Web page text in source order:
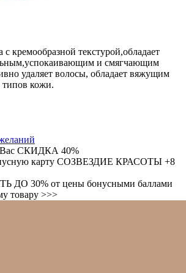
с кремообразной текстурой,обладает
и смягчающим
удаляет волосы, обладает вяжущим
типов кожи.
СКИДКА 40%
карту СОЗВЕЗДИЕ КРАСОТЫ +8
ДО 30% от цены бонусными баллами
товару >>>